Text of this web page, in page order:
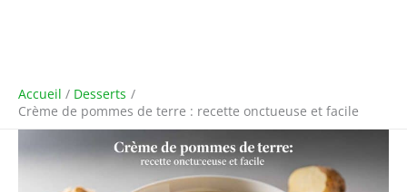
Accueil
Desserts
Crème de pommes de terre : recette onctueuse et facile